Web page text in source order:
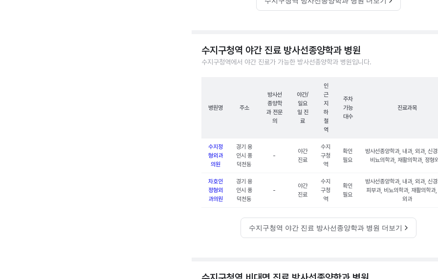
수지구청역 야간 진료 방사선종양학과 병원
수지구청역에서 야간 진료가 가능한 방사선종양학과 병원입니다.
병원명 주소
방사선
종양학
과 전문
의
야간/
일요
일 진
료
인
근
지
하
철
역
주차
가능
대수
진료과목
수지정
형외과
의원
경기 용
인시 풍
덕천동
-
야간
진료
수지
구청
역
확인
필요
방사선종양학과, 내과, 외과, 신경
비뇨의학과, 재활의학과, 정형
차호인
정형외
과의원
경기 용
인시 풍
덕천동
-
야간
진료
수지
구청
역
확인
필요
방사선종양학과, 내과, 외과, 신경
피부과, 비뇨의학과, 재활의학과,
외과
수지구청역 야간 진료 방사선종양학과 병원 더보기